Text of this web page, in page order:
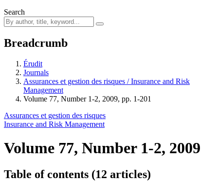
Search
Breadcrumb
Érudit
Journals
Assurances et gestion des risques / Insurance and Risk
Management
Volume 77, Number 1-2, 2009, pp. 1-201
Assurances et gestion des risques
Insurance and Risk Management
Volume 77, Number 1-2, 2009
Table of contents (12 articles)